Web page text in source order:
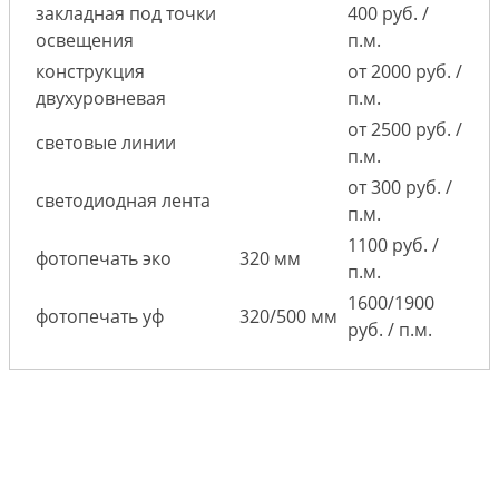
закладная под точки
освещения
400 руб. /
п.м.
конструкция
двухуровневая
от 2000 руб. /
п.м.
световые линии
от 2500 руб. /
п.м.
светодиодная лента
от 300 руб. /
п.м.
фотопечать эко
320 мм
1100 руб. /
п.м.
фотопечать уф
320/500 мм
1600/1900
руб. / п.м.